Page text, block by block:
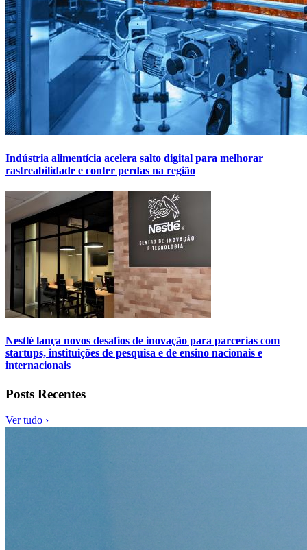
Indústria alimentícia acelera salto digital para melhorar
rastreabilidade e conter perdas na região
Nestlé lança novos desafios de inovação para parcerias com
startups, instituições de pesquisa e de ensino nacionais e
internacionais
Posts Recentes
Ver tudo ›